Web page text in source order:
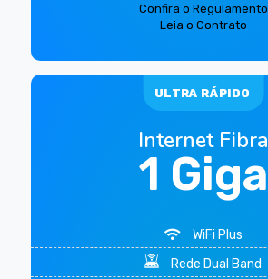
Confira o Regulamento
Leia o Contrato
Internet Fibra
1 Giga
WiFi Plus
Rede Dual Band
ULTRA RÁPIDO